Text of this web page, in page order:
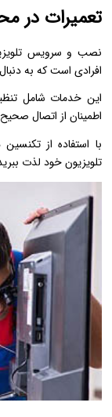
تعمیرات در
نصب و سرویس
افرادی است که به
این خدمات شامل
اطمینان از اتصال
با استفاده از
تلویزیون خود لذت